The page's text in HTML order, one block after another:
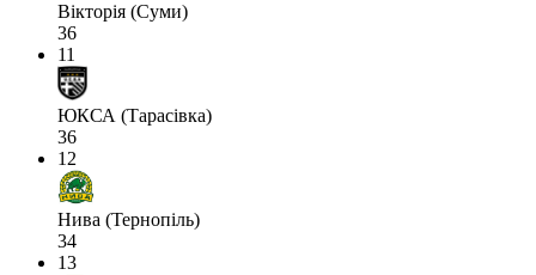
Вікторія (Суми)
36
11
ЮКСА (Тарасівка)
36
12
Нива (Тернопіль)
34
13